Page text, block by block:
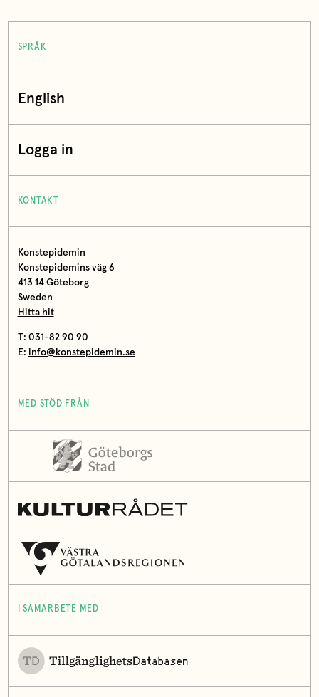
SPRÅK
English
Logga in
KONTAKT
Konstepidemin
Konstepidemins väg 6
413 14 Göteborg
Sweden
Hitta hit
T: 031-82 90 90
E: info@konstepidemin.se
MED STÖD FRÅN
I SAMARBETE MED